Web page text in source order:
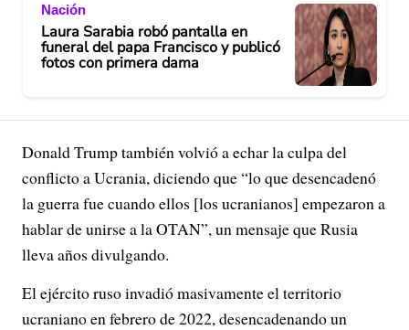
Nación
Laura Sarabia robó pantalla en
funeral del papa Francisco y publicó
fotos con primera dama
Donald Trump también volvió a echar la culpa del
conflicto a Ucrania, diciendo que “lo que desencadenó
la guerra fue cuando ellos [los ucranianos] empezaron a
hablar de unirse a la OTAN”, un mensaje que Rusia
lleva años divulgando.
El ejército ruso invadió masivamente el territorio
ucraniano en febrero de 2022, desencadenando un